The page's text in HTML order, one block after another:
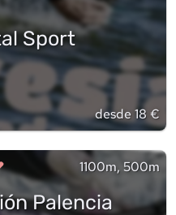
Sport
desde 18 €
1100m, 500m
Palencia